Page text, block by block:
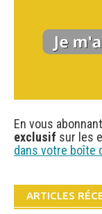
En vous
exclusif sur les
dans votre boîte
ARTICLES